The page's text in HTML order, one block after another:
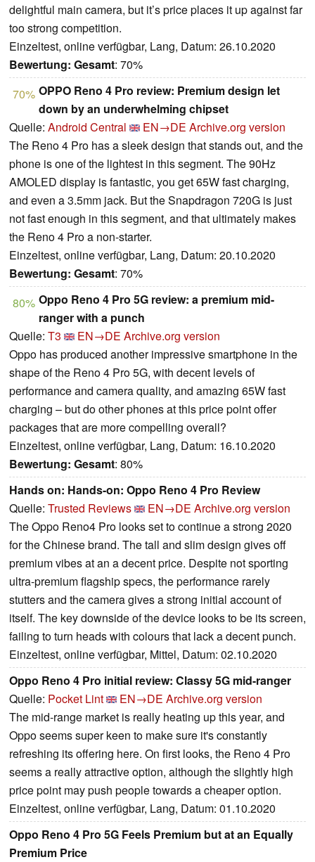
delightful main camera, but it’s price places it up against far
too strong competition.
Einzeltest, online verfügbar, Lang, Datum: 26.10.2020
Bewertung: Gesamt: 70%
70% OPPO Reno 4 Pro review: Premium design let
down by an underwhelming chipset
Quelle: Android Central EN→DE Archive.org version
The Reno 4 Pro has a sleek design that stands out, and the
phone is one of the lightest in this segment. The 90Hz
AMOLED display is fantastic, you get 65W fast charging,
and even a 3.5mm jack. But the Snapdragon 720G is just
not fast enough in this segment, and that ultimately makes
the Reno 4 Pro a non-starter.
Einzeltest, online verfügbar, Lang, Datum: 20.10.2020
Bewertung: Gesamt: 70%
80% Oppo Reno 4 Pro 5G review: a premium mid-
ranger with a punch
Quelle: T3 EN→DE Archive.org version
Oppo has produced another impressive smartphone in the
shape of the Reno 4 Pro 5G, with decent levels of
performance and camera quality, and amazing 65W fast
charging – but do other phones at this price point offer
packages that are more compelling overall?
Einzeltest, online verfügbar, Lang, Datum: 16.10.2020
Bewertung: Gesamt: 80%
Hands on: Hands-on: Oppo Reno 4 Pro Review
Quelle: Trusted Reviews EN→DE Archive.org version
The Oppo Reno4 Pro looks set to continue a strong 2020
for the Chinese brand. The tall and slim design gives off
premium vibes at an a decent price. Despite not sporting
ultra-premium flagship specs, the performance rarely
stutters and the camera gives a strong initial account of
itself. The key downside of the device looks to be its screen,
failing to turn heads with colours that lack a decent punch.
Einzeltest, online verfügbar, Mittel, Datum: 02.10.2020
Oppo Reno 4 Pro initial review: Classy 5G mid-ranger
Quelle: Pocket Lint EN→DE Archive.org version
The mid-range market is really heating up this year, and
Oppo seems super keen to make sure it's constantly
refreshing its offering here. On first looks, the Reno 4 Pro
seems a really attractive option, although the slightly high
price point may push people towards a cheaper option.
Einzeltest, online verfügbar, Lang, Datum: 01.10.2020
Oppo Reno 4 Pro 5G Feels Premium but at an Equally
Premium Price